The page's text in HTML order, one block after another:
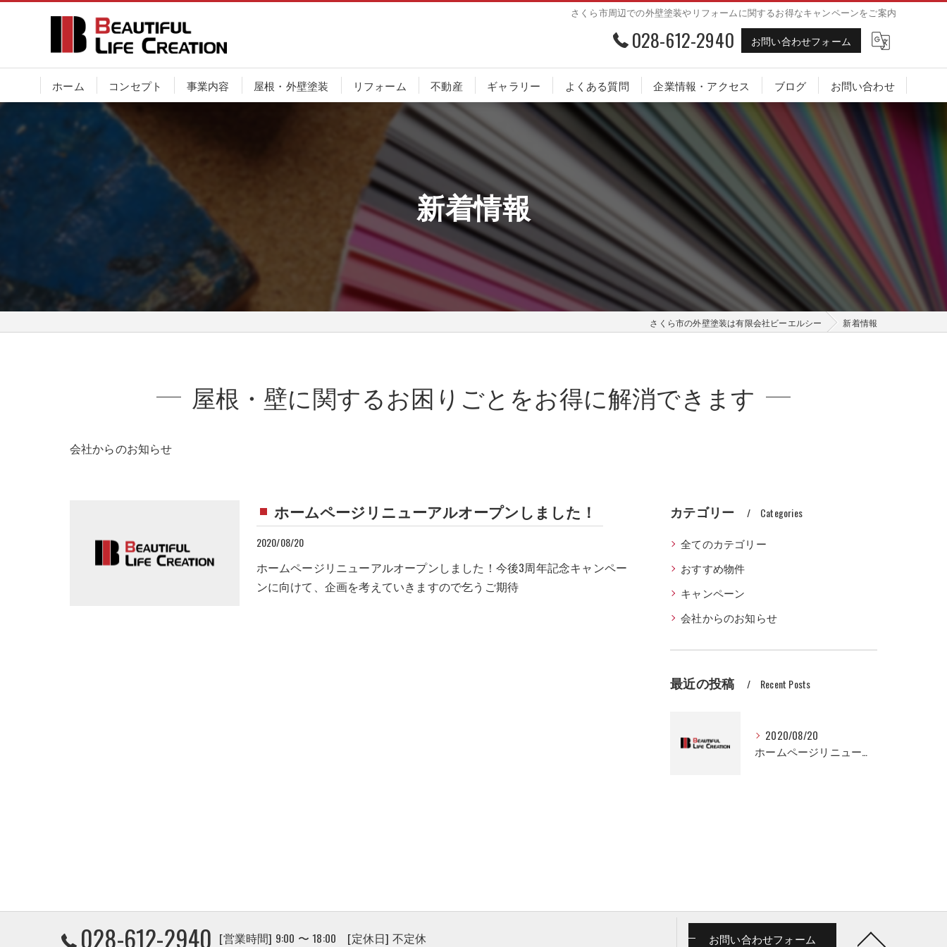
さくら市周辺での外壁塗装やリフォームに関するお得なキャンペーンをご案内
028-612-2940 お問い合わせフォーム
ホーム コンセプト 事業内容 屋根・外壁塗装 リフォーム 不動産 ギャラリー よくある質問 企業情報・アクセス ブログ お問い合わせ
新着情報
さくら市の外壁塗装は有限会社ビーエルシー 新着情報
屋根・壁に関するお困りごとをお得に解消できます
会社からのお知らせ
ホームページリニューアルオープンしました！
2020/08/20
ホームページリニューアルオープンしました！今後3周年記念キャンペー
ンに向けて、企画を考えていきますので乞うご期待
カテゴリー Categories
全てのカテゴリー
おすすめ物件
キャンペーン
会社からのお知らせ
最近の投稿 Recent Posts
2020/08/20
ホームページリニューアルオープンしました！
028-612-2940 [営業時間] 9:00 〜 18:00 [定休日] 不定休 お問い合わせフォーム